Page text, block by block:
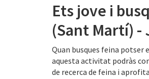
Ets jove i
(Sant Martí) -
Quan busques feina potser
aquesta activitat podràs
de recerca de feina i